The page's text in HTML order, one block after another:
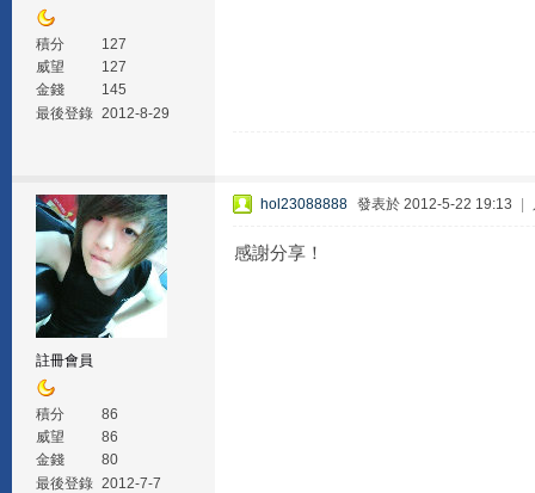
積分
127
威望
127
金錢
145
最後登錄 2012-8-29
註冊會員
積分
86
威望
86
金錢
80
最後登錄 2012-7-7
hol23088888 發表於 2012-5-22 19:13
感謝分享！